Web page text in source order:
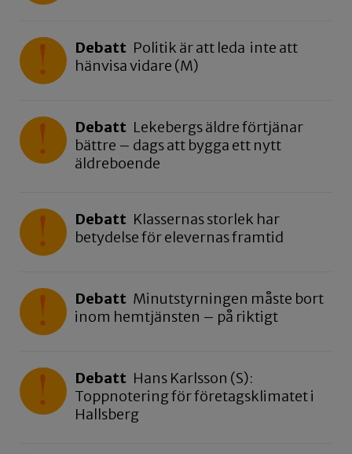
Debatt Politik är att leda inte att
hänvisa vidare (M)
Debatt Lekebergs äldre förtjänar
bättre – dags att bygga ett nytt
äldreboende
Debatt Klassernas storlek har
betydelse för elevernas framtid
Debatt Minutstyrningen måste bort
inom hemtjänsten – på riktigt
Debatt Hans Karlsson (S):
Toppnotering för företagsklimatet i
Hallsberg